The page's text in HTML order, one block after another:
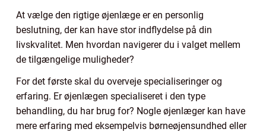
At vælge den rigtige øjenlæge er en personlig
beslutning, der kan have stor indflydelse på din
livskvalitet. Men hvordan navigerer du i valget mellem
de tilgængelige muligheder?
For det første skal du overveje specialiseringer og
erfaring. Er øjenlægen specialiseret i den type
behandling, du har brug for? Nogle øjenlæger kan have
mere erfaring med eksempelvis børneøjensundhed eller